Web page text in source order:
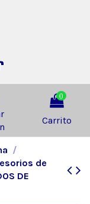
0
Carrito
de
DE